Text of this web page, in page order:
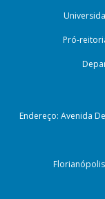
Pró-
Endereço: Avenida